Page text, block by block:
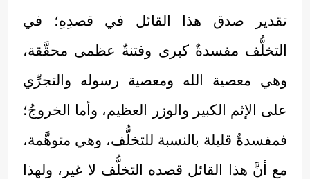
تقدير صدق هذا القائل في قصدِهِ؛ في
التخلُّف مفسدةٌ كبرى وفتنةٌ عظمى محقَّقة،
وهي معصية الله ومعصية رسوله والتجرِّي
على الإثم الكبير والوزر العظيم، وأما الخروجُ؛
فمفسدةٌ قليلة بالنسبة للتخلُّف، وهي متوهَّمة،
مع أنَّ هذا القائل قصده التخلُّف لا غير، ولهذا